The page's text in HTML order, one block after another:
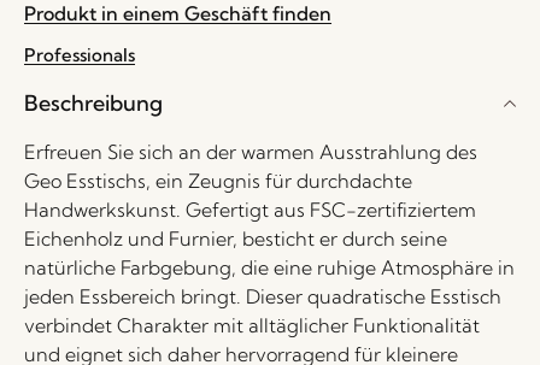
Produkt in einem Geschäft finden
Professionals
Beschreibung
Erfreuen Sie sich an der warmen Ausstrahlung des
Geo Esstischs, ein Zeugnis für durchdachte
Handwerkskunst. Gefertigt aus FSC-zertifiziertem
Eichenholz und Furnier, besticht er durch seine
natürliche Farbgebung, die eine ruhige Atmosphäre in
jeden Essbereich bringt. Dieser quadratische Esstisch
verbindet Charakter mit alltäglicher Funktionalität
und eignet sich daher hervorragend für kleinere